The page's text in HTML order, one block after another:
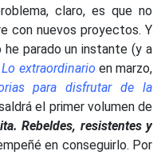
claro, es que no
con nuevos proyectos. Y
parado un instante (y a
Lo extraordinario en marzo,
para disfrutar de la
el primer volumen de
Rebeldes, resistentes y
en conseguirlo. Por